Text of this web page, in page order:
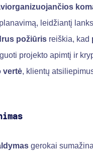
leidžiantį
požiūris reiškia, kad
projekto apimtį ir
vertė, klientų
gerokai